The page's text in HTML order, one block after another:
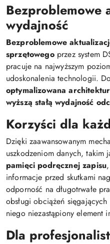
Bezproblemowe
wydajność
Bezproblemowe
sprzętowegoprzez system
pracuje na najwyższym
udoskonalenia technologii.
optymalizowana
wyższą stałą wydajność
Korzyści dla
Dzięki zaawansowanym
uszkodzeniom danych, takim
pamięci podręcznej zapisu
informacje przed skutkami
odporność na długotrwałe
obsługi obciążeń sięgających
niego niezastąpiony element
Dla